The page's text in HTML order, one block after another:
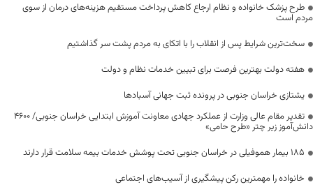
طرح پزشک خانواده و نظام ارجاع کاهش پرداخت مستقیم هزینه‌های درمان از سوی
مردم است
سخت‌ترین شرایط پس از انقلاب را با اتکای به مردم پشت سر گذاشتیم
هفته دولت بهترین فرصت برای تبیین خدمات نظام و دولت
یشتازی خراسان جنوبی در پرونده ثبت جهانی آسبادها
تقدیر مقام عالی وزارت از عملکرد جهادی معاونت آموزش ابتدایی خراسان جنوبی/ ۴۶۰۰
دانش‌آموز زیر چتر «طرح حامی»
۱۸۵ بیمار هموفیلی در خراسان جنوبی تحت پوشش خدمات بیمه سلامت قرار دارند
خانواده را مهمترین رکن پیشگیری از آسیب‌های اجتماعی